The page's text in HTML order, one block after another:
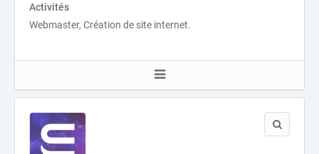
Activités
Webmaster, Création de site internet.